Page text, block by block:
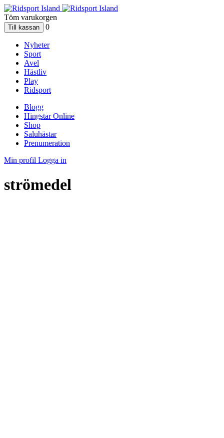
Töm varukorgen
0
Nyheter
Sport
Avel
Hästliv
Play
Ridsport
Blogg
Hingstar Online
Shop
Saluhästar
Prenumeration
Min profil Logga in
strömedel